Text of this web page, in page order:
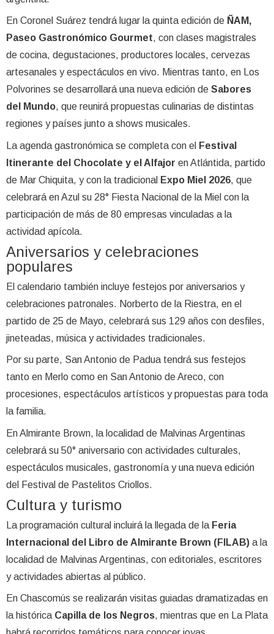
En Coronel Suárez tendrá lugar la quinta edición de ÑAM,
Paseo Gastronómico Gourmet, con clases magistrales
de cocina, degustaciones, productores locales, cervezas
artesanales y espectáculos en vivo. Mientras tanto, en Los
Polvorines se desarrollará una nueva edición de Sabores
del Mundo, que reunirá propuestas culinarias de distintas
regiones y países junto a shows musicales.
La agenda gastronómica se completa con el Festival
Itinerante del Chocolate y el Alfajor en Atlántida, partido
de Mar Chiquita, y con la tradicional Expo Miel 2026, que
celebrará en Azul su 28° Fiesta Nacional de la Miel con la
participación de más de 80 empresas vinculadas a la
actividad apícola.
Aniversarios y celebraciones
populares
El calendario también incluye festejos por aniversarios y
celebraciones patronales. Norberto de la Riestra, en el
partido de 25 de Mayo, celebrará sus 129 años con desfiles,
jineteadas, música y actividades tradicionales.
Por su parte, San Antonio de Padua tendrá sus festejos
tanto en Merlo como en San Antonio de Areco, con
procesiones, espectáculos artísticos y propuestas para toda
la familia.
En Almirante Brown, la localidad de Malvinas Argentinas
celebrará su 50° aniversario con actividades culturales,
espectáculos musicales, gastronomía y una nueva edición
del Festival de Pastelitos Criollos.
Cultura y turismo
La programación cultural incluirá la llegada de la Feria
Internacional del Libro de Almirante Brown (FILAB) a la
localidad de Malvinas Argentinas, con editoriales, escritores
y actividades abiertas al público.
En Chascomús se realizarán visitas guiadas dramatizadas en
la histórica Capilla de los Negros, mientras que en La Plata